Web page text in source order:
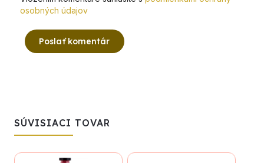
osobných údajov
Poslať komentár
SÚVISIACI TOVAR